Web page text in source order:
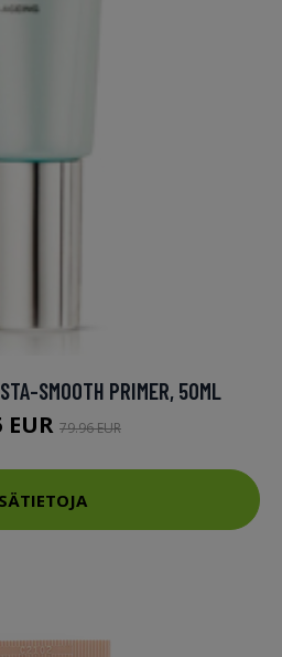
SMOOTH PRIMER, 50ML
EUR 79.96 EUR